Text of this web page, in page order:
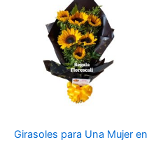
Girasoles para Una Mujer en